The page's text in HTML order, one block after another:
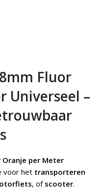
Fluor
Universeel –
Oranje per Meter
voor het transporteren
, of scooter.